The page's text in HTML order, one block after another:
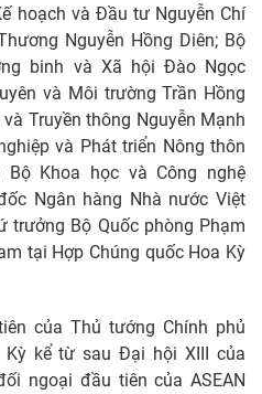
hoạch và Đầu tư Nguyễn Chí
Nguyễn Hồng Diên; Bộ
binh và Xã hội Đào Ngọc
và Môi trường Trần Hồng
Truyền thông Nguyễn Mạnh
và Phát triển Nông thôn
Khoa học và Công nghệ
Ngân hàng Nhà nước Việt
trưởng Bộ Quốc phòng Phạm
tại Hợp Chúng quốc Hoa Kỳ
của Thủ tướng Chính phủ
kể từ sau Đại hội XIII của
ngoại đầu tiên của ASEAN